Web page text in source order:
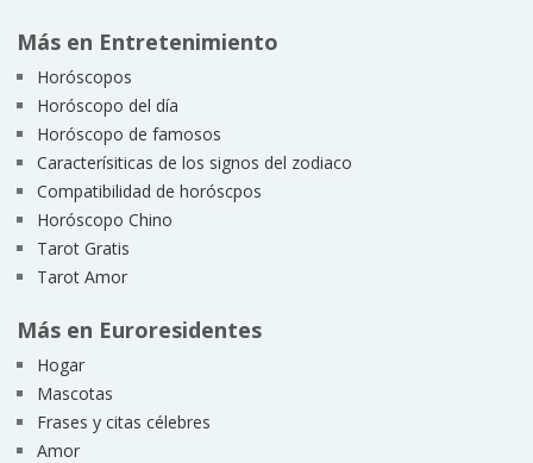
Más en Entretenimiento
Horóscopos
Horóscopo del día
Horóscopo de famosos
Caracterísiticas de los signos del zodiaco
Compatibilidad de horóscpos
Horóscopo Chino
Tarot Gratis
Tarot Amor
Más en Euroresidentes
Hogar
Mascotas
Frases y citas célebres
Amor